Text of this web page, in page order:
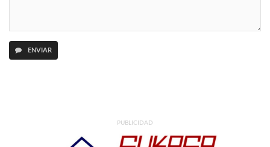
ENVIAR
PUBLICIDAD